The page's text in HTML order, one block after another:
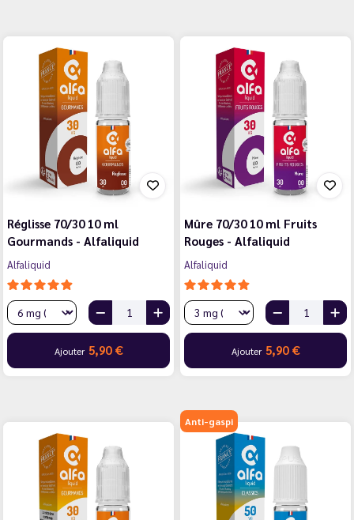
Réglisse 70/30 10 ml
Gourmands - Alfaliquid
Alfaliquid
Ajouter 5,90 €
Mûre 70/30 10 ml Fruits
Rouges - Alfaliquid
Alfaliquid
Ajouter 5,90 €
Anti-gaspi